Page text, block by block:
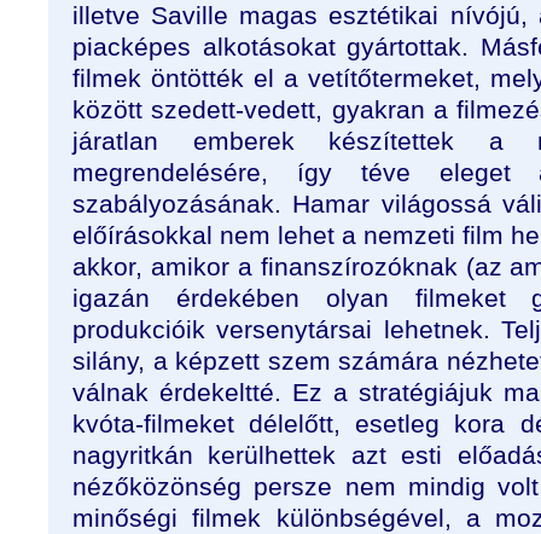
illetve Saville magas esztétikai
piacképes alkotásokat gyártottak.
filmek öntötték el a vetítőtermeket,
között szedett-vedett, gyakran a
járatlan emberek készítettek a
megrendelésére, így téve eleget
szabályozásának. Hamar világossá
előírásokkal nem lehet a nemzeti film
akkor, amikor a finanszírozóknak (az
igazán érdekében olyan filmeket
produkcióik versenytársai lehetnek.
silány, a képzett szem számára
válnak érdekeltté. Ez a stratégiájuk
kvóta-filmeket délelőtt, esetleg kora
nagyritkán kerülhettek azt esti
nézőközönség persze nem mindig
minőségi filmek különbségével, a